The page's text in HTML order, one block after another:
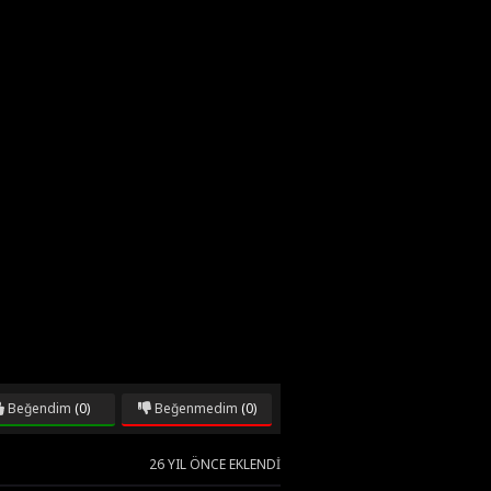
Beğendim (0) Beğenmedim (0)
26 YIL ÖNCE EKLENDI